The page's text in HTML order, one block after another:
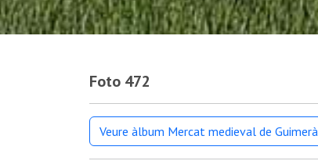
Foto 472
Veure àlbum Mercat medieval de Guimerà